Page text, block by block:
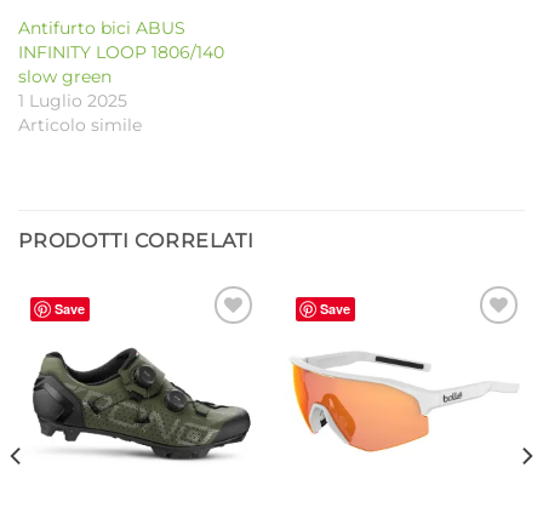
Antifurto bici ABUS
INFINITY LOOP 1806/140
slow green
1 Luglio 2025
Articolo simile
PRODOTTI CORRELATI
Save
desideri
Save
desideri